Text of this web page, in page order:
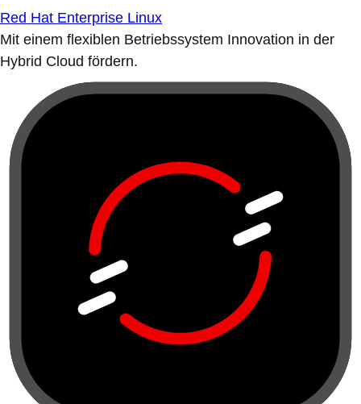
Red Hat Enterprise Linux
Mit einem flexiblen Betriebssystem Innovation in der
Hybrid Cloud fördern.